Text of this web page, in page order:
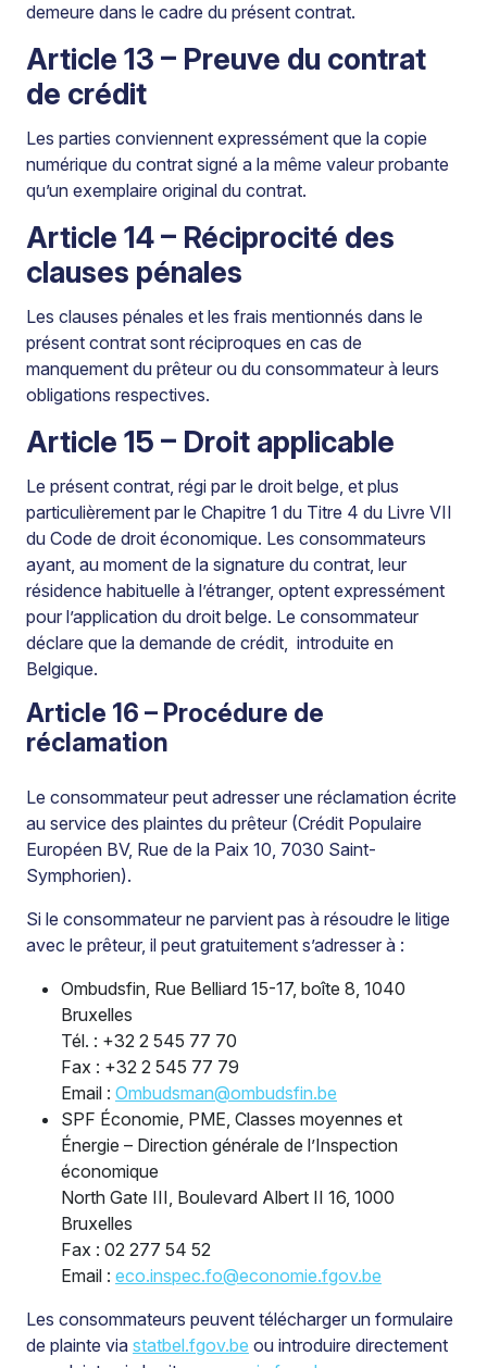
demeure dans le cadre du présent contrat.
Article 13 – Preuve du contrat
de crédit
Les parties conviennent expressément que la copie
numérique du contrat signé a la même valeur probante
qu’un exemplaire original du contrat.
Article 14 – Réciprocité des
clauses pénales
Les clauses pénales et les frais mentionnés dans le
présent contrat sont réciproques en cas de
manquement du prêteur ou du consommateur à leurs
obligations respectives.
Article 15 – Droit applicable
Le présent contrat, régi par le droit belge, et plus
particulièrement par le Chapitre 1 du Titre 4 du Livre VII
du Code de droit économique. Les consommateurs
ayant, au moment de la signature du contrat, leur
résidence habituelle à l’étranger, optent expressément
pour l’application du droit belge. Le consommateur
déclare que la demande de crédit, introduite en
Belgique.
Article 16 – Procédure de
réclamation
Le consommateur peut adresser une réclamation écrite
au service des plaintes du prêteur (Crédit Populaire
Européen BV, Rue de la Paix 10, 7030 Saint-
Symphorien).
Si le consommateur ne parvient pas à résoudre le litige
avec le prêteur, il peut gratuitement s’adresser à :
Ombudsfin, Rue Belliard 15-17, boîte 8, 1040
Bruxelles
Tél. : +32 2 545 77 70
Fax : +32 2 545 77 79
Email : Ombudsman@ombudsfin.be
SPF Économie, PME, Classes moyennes et
Énergie – Direction générale de l’Inspection
économique
North Gate III, Boulevard Albert II 16, 1000
Bruxelles
Fax : 02 277 54 52
Email : eco.inspec.fo@economie.fgov.be
Les consommateurs peuvent télécharger un formulaire
de plainte via statbel.fgov.be ou introduire directement